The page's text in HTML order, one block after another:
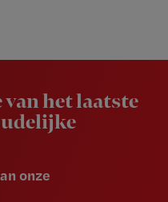
het laatste
onze